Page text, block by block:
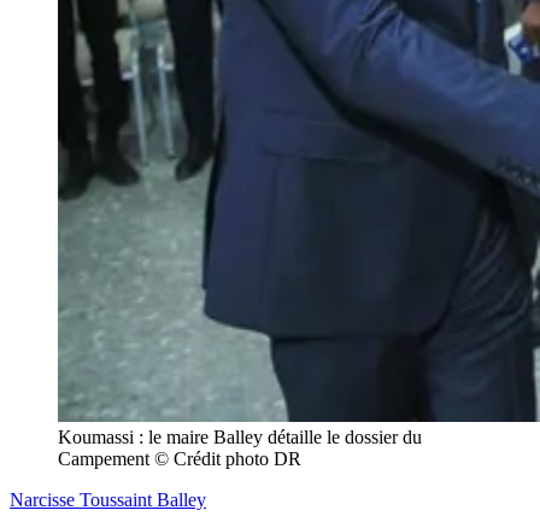
Koumassi : le maire Balley détaille le dossier du
Campement © Crédit photo DR
Narcisse Toussaint Balley